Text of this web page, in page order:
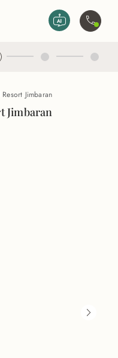
Jimbaran
Jimbaran